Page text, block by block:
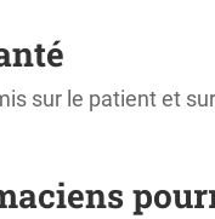
sur le patient et